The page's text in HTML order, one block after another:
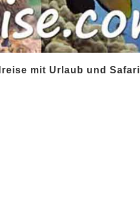
mit Urlaub und Safari